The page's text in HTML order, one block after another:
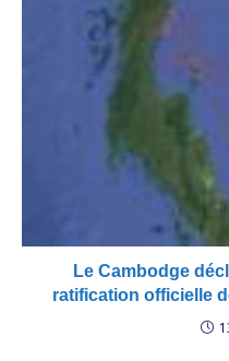
Le Cambodge
ratification officielle